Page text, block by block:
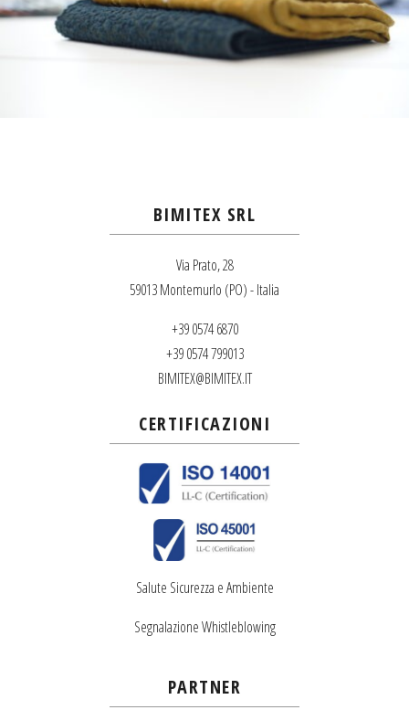
BIMITEX SRL
Via Prato, 28
59013 Montemurlo (PO) - Italia
+39 0574 6870
+39 0574 799013
BIMITEX@BIMITEX.IT
CERTIFICAZIONI
Salute Sicurezza e Ambiente
Segnalazione Whistleblowing
PARTNER